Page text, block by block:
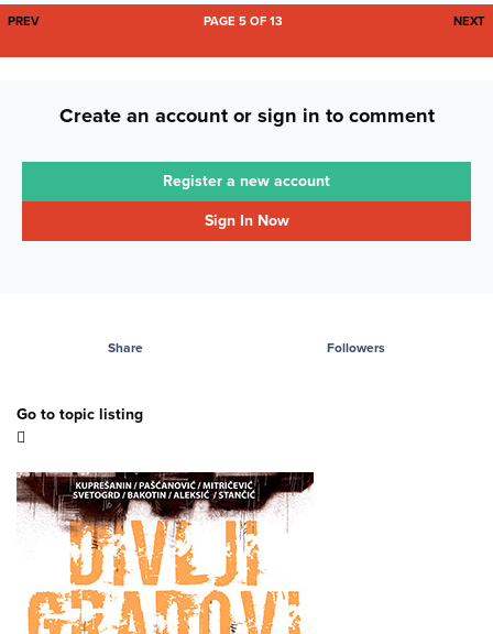
FIRST PAGE
PREV NEXT
PAGE 5 OF 13
Create an account or sign in to comment
Register a new account
Sign In Now
Share Followers
Go to topic listing